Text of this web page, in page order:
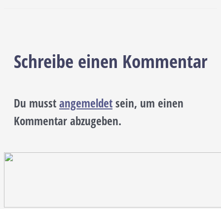
Schreibe einen Kommentar
Du musstangemeldetsein, um einen
Kommentar abzugeben.